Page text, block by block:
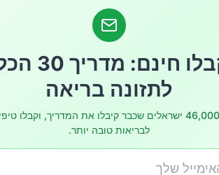
על הפרעת הספקטרום האוטיסטי
ונוגדות חמצון
ומטבוליזם
🎁 קבלו
לתזונה בריאה
הצטרפו ל-46,000 ישראלים שכבר קיבלו את המדריך, וקבלו
לבריאות טובה יותר.